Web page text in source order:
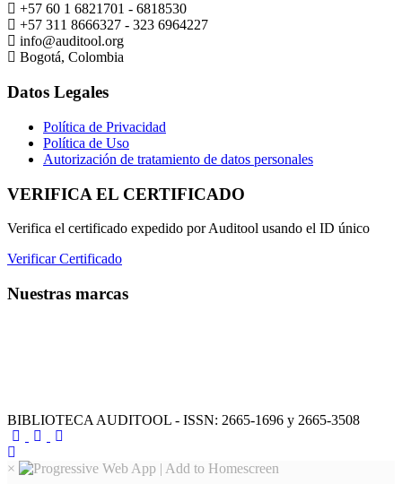
+57 60 1 6821701 - 6818530
+57 311 8666327 - 323 6964227
info@auditool.org
Bogotá, Colombia
Datos Legales
Política de Privacidad
Política de Uso
Autorización de tratamiento de datos personales
VERIFICA EL CERTIFICADO
Verifica el certificado expedido por Auditool usando el ID único
Verificar Certificado
Nuestras marcas
BIBLIOTECA AUDITOOL - ISSN: 2665-1696 y 2665-3508
×